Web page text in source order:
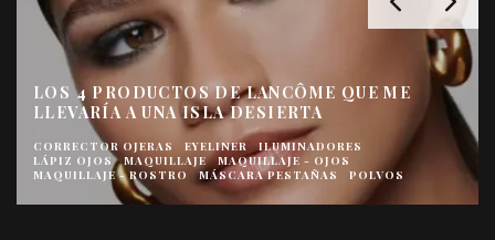
UV EXPERT SUPRA SCREEN SPF 50+ SÉRUM
INVISIBLE DE LANCÔME
CREMAS SOLARES CREMAS Y TRATAMIENTOS SOL